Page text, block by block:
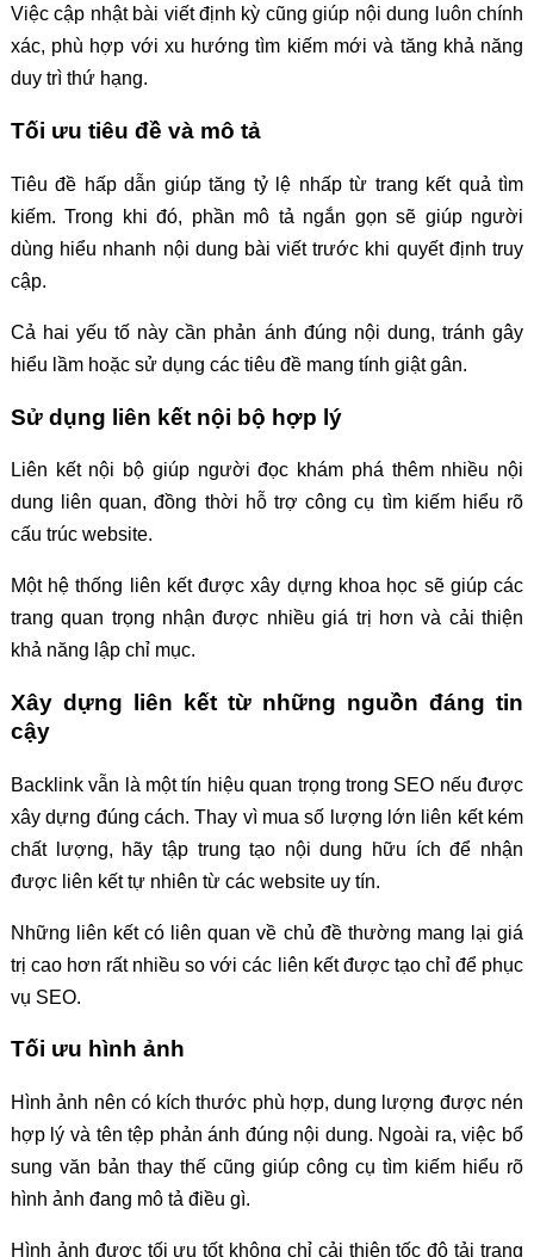
Việc cập nhật bài viết định kỳ cũng giúp nội dung luôn chính
xác, phù hợp với xu hướng tìm kiếm mới và tăng khả năng
duy trì thứ hạng.
Tối ưu tiêu đề và mô tả
Tiêu đề hấp dẫn giúp tăng tỷ lệ nhấp từ trang kết quả tìm
kiếm. Trong khi đó, phần mô tả ngắn gọn sẽ giúp người
dùng hiểu nhanh nội dung bài viết trước khi quyết định truy
cập.
Cả hai yếu tố này cần phản ánh đúng nội dung, tránh gây
hiểu lầm hoặc sử dụng các tiêu đề mang tính giật gân.
Sử dụng liên kết nội bộ hợp lý
Liên kết nội bộ giúp người đọc khám phá thêm nhiều nội
dung liên quan, đồng thời hỗ trợ công cụ tìm kiếm hiểu rõ
cấu trúc website.
Một hệ thống liên kết được xây dựng khoa học sẽ giúp các
trang quan trọng nhận được nhiều giá trị hơn và cải thiện
khả năng lập chỉ mục.
Xây dựng liên kết từ những nguồn đáng tin
cậy
Backlink vẫn là một tín hiệu quan trọng trong SEO nếu được
xây dựng đúng cách. Thay vì mua số lượng lớn liên kết kém
chất lượng, hãy tập trung tạo nội dung hữu ích để nhận
được liên kết tự nhiên từ các website uy tín.
Những liên kết có liên quan về chủ đề thường mang lại giá
trị cao hơn rất nhiều so với các liên kết được tạo chỉ để phục
vụ SEO.
Tối ưu hình ảnh
Hình ảnh nên có kích thước phù hợp, dung lượng được nén
hợp lý và tên tệp phản ánh đúng nội dung. Ngoài ra, việc bổ
sung văn bản thay thế cũng giúp công cụ tìm kiếm hiểu rõ
hình ảnh đang mô tả điều gì.
Hình ảnh được tối ưu tốt không chỉ cải thiện tốc độ tải trang